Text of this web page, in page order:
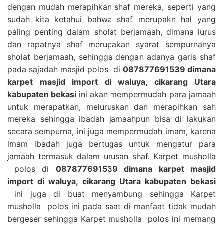
dengan mudah merapihkan shaf mereka, seperti yang
sudah kita ketahui bahwa shaf merupakn hal yang
paling penting dalam sholat berjamaah, dimana lurus
dan rapatnya shaf merupakan syarat sempurnanya
sholat berjamaah, sehingga dengan adanya garis shaf
pada sajadah masjid polos di 087877691539 dimana
karpet masjid import di waluya, cikarang Utara
kabupaten bekasi ini akan mempermudah para jamaah
untuk merapatkan, meluruskan dan merapihkan sah
mereka sehingga ibadah jamaahpun bisa di lakukan
secara sempurna, ini juga mempermudah imam, karena
imam ibadah juga bertugas untuk mengatur para
jamaah termasuk dalam urusan shaf. Karpet musholla
polos di 087877691539 dimana karpet masjid
import di waluya, cikarang Utara kabupaten bekasi
ini juga di buat menyambung sehingga Karpet
musholla polos ini pada saat di manfaat tidak mudah
bergeser sehingga Karpet musholla polos ini memang